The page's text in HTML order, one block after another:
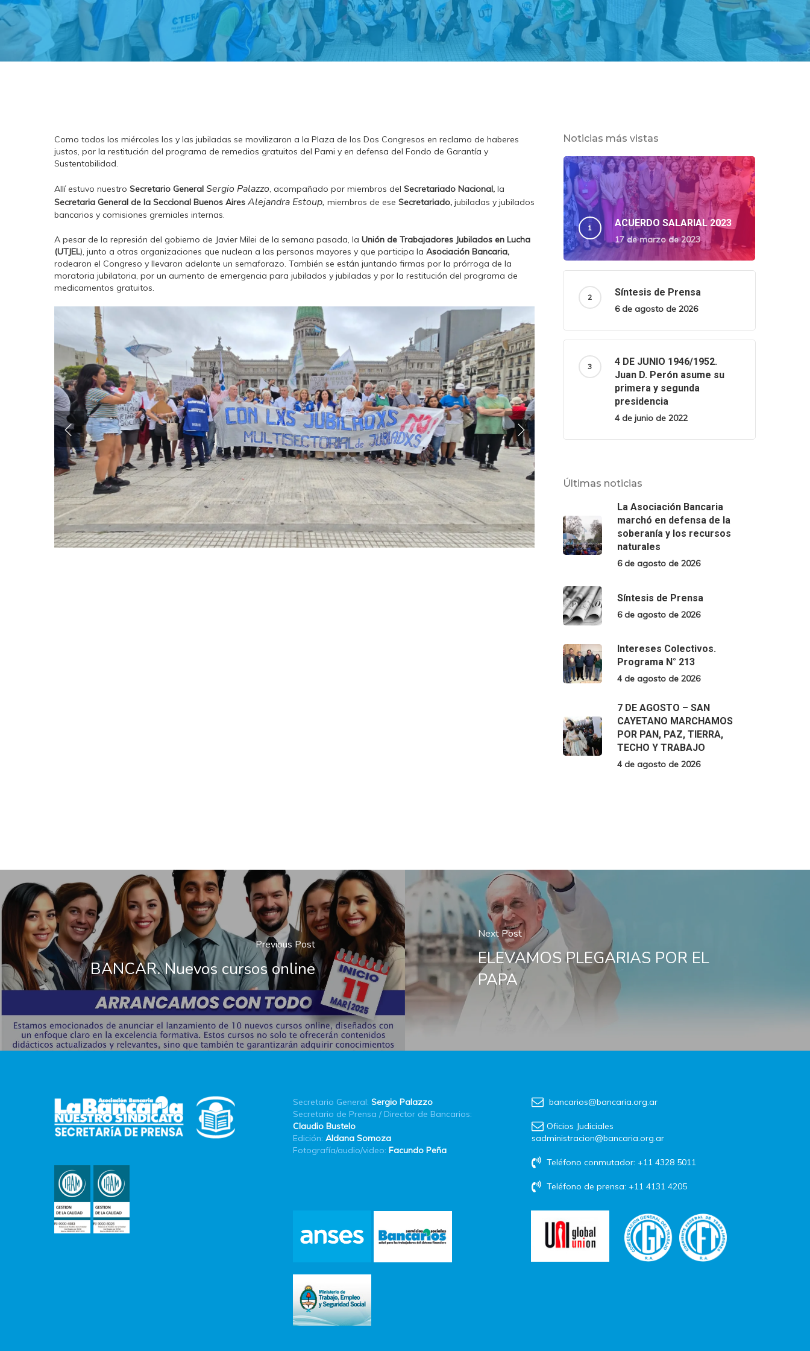
Como todos los miércoles los y las jubiladas se movilizaron a la Plaza de los Dos Congresos en reclamo de haberes
justos, por la restitución del programa de remedios gratuitos del Pami y en defensa del Fondo de Garantía y
Sustentabilidad.
Allí estuvo nuestroSecretario GeneralSergio Palazzo, acompañado por miembros delSecretariado Nacional, la
Secretaria General de la Seccional Buenos AiresAlejandra Estoup, miembros de eseSecretariado,jubiladas y jubilados
bancarios y comisiones gremiales internas.
A pesar de la represión del gobierno de Javier Milei de la semana pasada, la Unión de Trabajadores Jubilados en Lucha
(UTJEL), junto a otras organizaciones que nuclean a las personas mayores y que participa laAsociación Bancaria,
rodearon el Congreso y llevaron adelante un semaforazo. También se están juntando firmas por la prórroga de la
moratoria jubilatoria, por un aumento de emergencia para jubilados y jubiladas y por la restitución del programa de
medicamentos gratuitos.
Noticias más vistas
ACUERDO SALARIAL 2023
17 de marzo de 2023
Síntesis de Prensa
6 de agosto de 2026
4 DE JUNIO 1946/1952.
Juan D. Perón asume su
primera y segunda
presidencia
4 de junio de 2022
Últimas noticias
La Asociación Bancaria
marchó en defensa de la
soberanía y los recursos
naturales
6 de agosto de 2026
Síntesis de Prensa
6 de agosto de 2026
Intereses Colectivos.
Programa N° 213
4 de agosto de 2026
7 DE AGOSTO – SAN
CAYETANO MARCHAMOS
POR PAN, PAZ, TIERRA,
TECHO Y TRABAJO
4 de agosto de 2026
Previous Post
BANCAR. Nuevos cursos online
Next Post
ELEVAMOS PLEGARIAS POR EL
PAPA
Secretario General: Sergio Palazzo
Secretario de Prensa / Director de Bancarios:
Claudio Bustelo
Edición: Aldana Somoza
Fotografía/audio/video: Facundo Peña
bancarios@bancaria.org.ar
Oficios Judiciales
sadministracion@bancaria.org.ar
Teléfono conmutador: +11 4328 5011
Teléfono de prensa: +11 4131 4205